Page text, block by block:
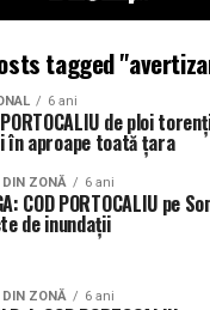
tagged
6 ani
PORTOCALIU de ploi
în aproape toată ţara
DIN ZONĂ 6 ani
COD PORTOCALIU pe
de inundații
DIN ZONĂ 6 ani